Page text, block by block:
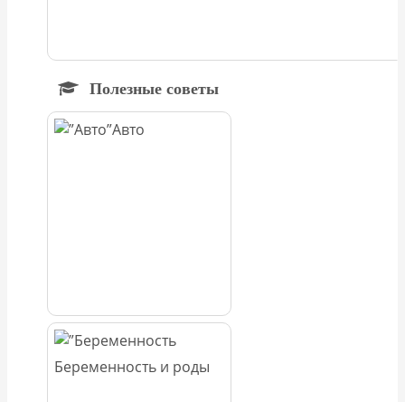
Полезные советы
Авто
Беременность и роды